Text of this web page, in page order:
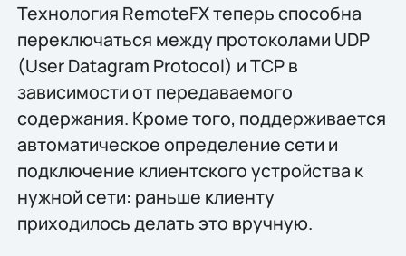
Технология RemoteFX теперь способна
переключаться между протоколами UDP
(User Datagram Protocol) и TCP в
зависимости от передаваемого
содержания. Кроме того, поддерживается
автоматическое определение сети и
подключение клиентского устройства к
нужной сети: раньше клиенту
приходилось делать это вручную.